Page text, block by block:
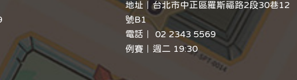
地址｜台北市中正區羅斯福路2段30巷12
號B1
電話｜ 02 2343 5569
例賽｜週二 19:30